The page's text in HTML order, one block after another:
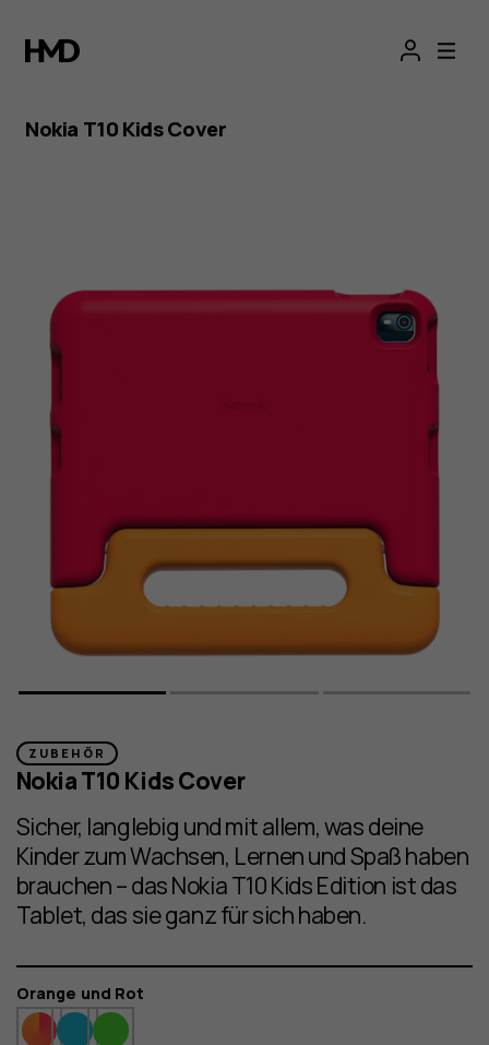
Kinderhülle
für
Nokia
Tablet
kaufen
Nokia T10 Kids Cover
ZUBEHÖR
Nokia T10 Kids Cover
Sicher, langlebig und mit allem, was deine
Kinder zum Wachsen, Lernen und Spaß haben
brauchen – das Nokia T10 Kids Edition ist das
Tablet, das sie ganz für sich haben.
Farbe
Orange und Rot